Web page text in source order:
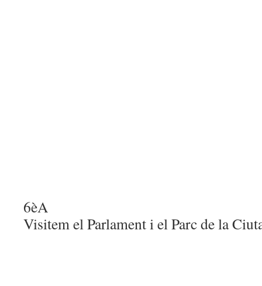
6èA
Visitem el Parlament i el Parc de la